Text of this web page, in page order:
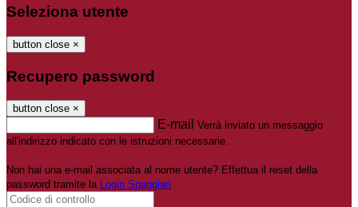
Seleziona utente
button close ×
Recupero password
button close ×
E-mail Verrà inviato un messaggio
all'indirizzo indicato con le istruzioni necessarie.
Non hai una e-mail associata al nome utente? Effettua il reset della
password tramite la Login Spaggiari